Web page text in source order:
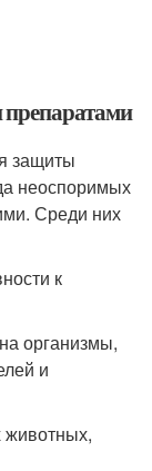
защиты
неоспоримых
Среди них
к
организмы,
и
животных,